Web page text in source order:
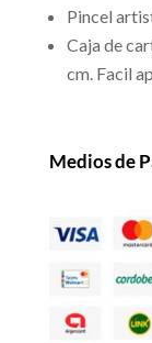
Pincel
Caja de
cm. Facil
Medios de